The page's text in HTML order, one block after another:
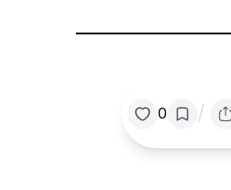
0 /